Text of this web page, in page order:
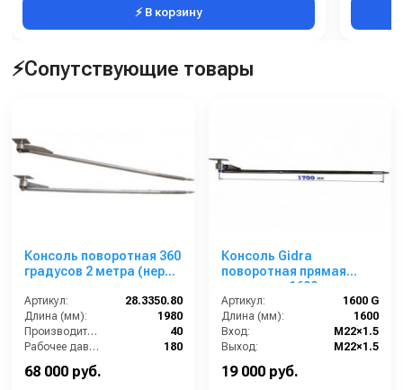
⚡ В корзину
⚡Сопутствующие товары
Консоль поворотная 360
градусов 2 метра (нерж)
поворотным фитингом
Артикул:
28.3350.80
Длина (мм):
1980
Производительность (л/мин):
40
Рабочее давление (бар):
180
68 000 руб.
Консоль Gidra
поворотная прямая
стандарт, 1600 мм
Артикул:
1600 G
Длина (мм):
1600
Вход:
M22×1.5
Выход:
M22×1.5
19 000 руб.